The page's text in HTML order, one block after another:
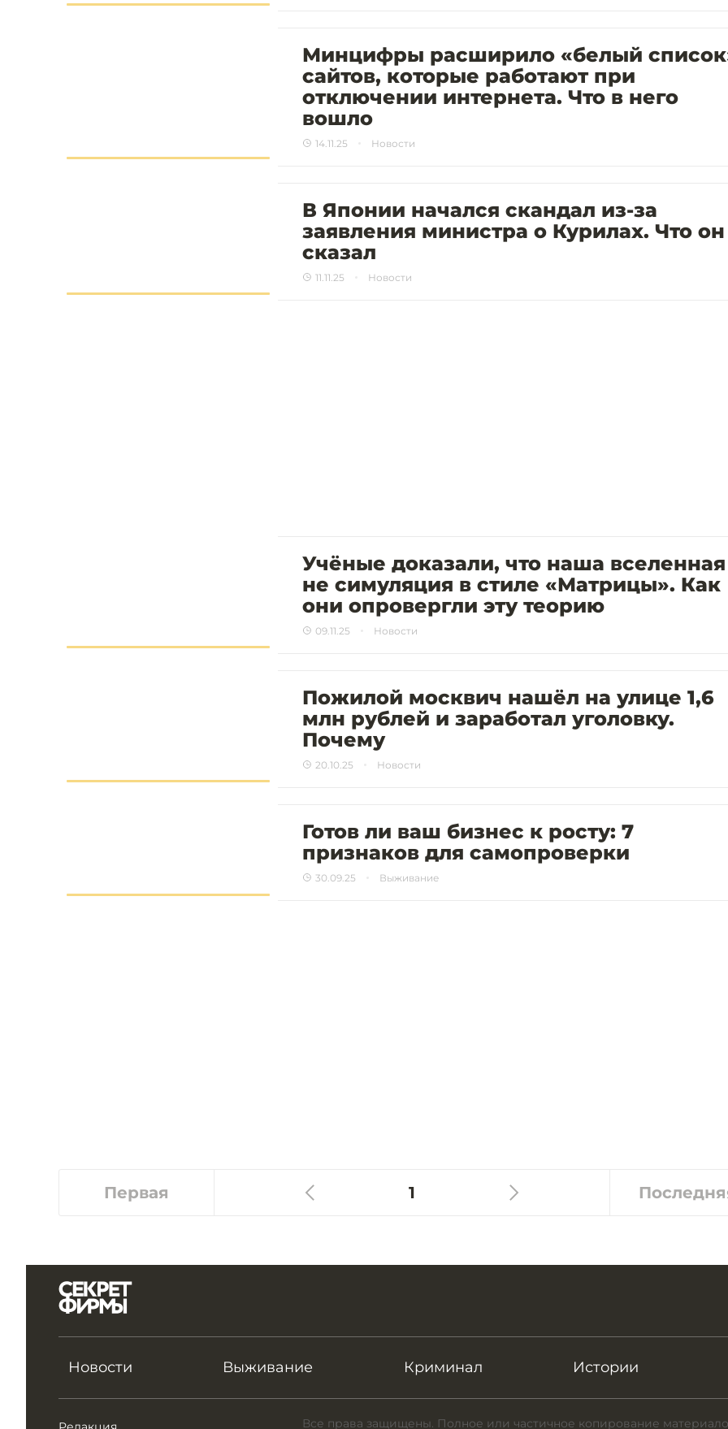
Минцифры расширило «белый
сайтов, которые работают при
отключении интернета. Что в него
вошло
14.11.25 Новости
В Японии начался скандал из-за
заявления министра о Курилах. Что он
сказал
11.11.25 Новости
Учёные доказали, что наша вселенная
не симуляция в стиле «Матрицы». Как
они опровергли эту теорию
09.11.25 Новости
Пожилой москвич нашёл на улице 1,6
млн рублей и заработал уголовку.
Почему
20.10.25 Новости
Готов ли ваш бизнес к росту: 7
признаков для самопроверки
30.09.25 Выживание
Первая 1
Новости Выживание Криминал Истории
Все права защищены. Полное или частичное копирование